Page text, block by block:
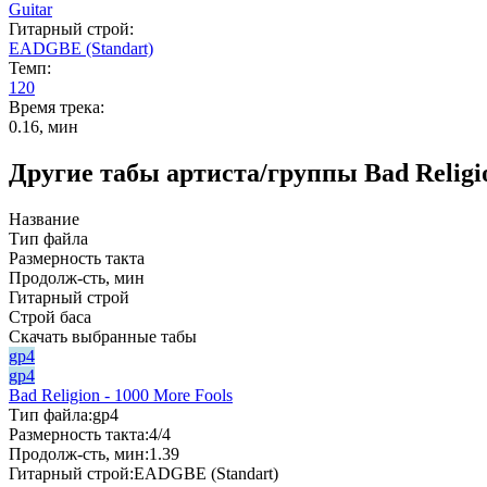
Guitar
Гитарный строй:
EADGBE (Standart)
Темп:
120
Время трека:
0.16, мин
Другие табы артиста/группы Bad
Название
Тип файла
Размерность такта
Продолж-сть, мин
Гитарный строй
Строй баса
Скачать выбранные табы
gp4
gp4
Bad Religion - 1000 More Fools
Тип файла:gp4
Размерность такта:4/4
Продолж-сть, мин:1.39
Гитарный строй:EADGBE (Standart)